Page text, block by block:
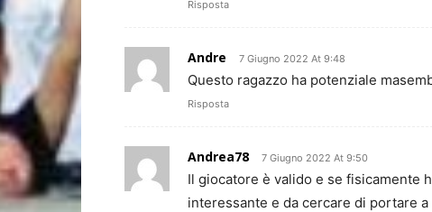
Risposta
Andre 7 Giugno 2022 At 9:48
Questo ragazzo ha potenziale
Risposta
Andrea78 7 Giugno 2022 At 9:50
Il giocatore è valido e se fisicamente
interessante e da cercare di portare a